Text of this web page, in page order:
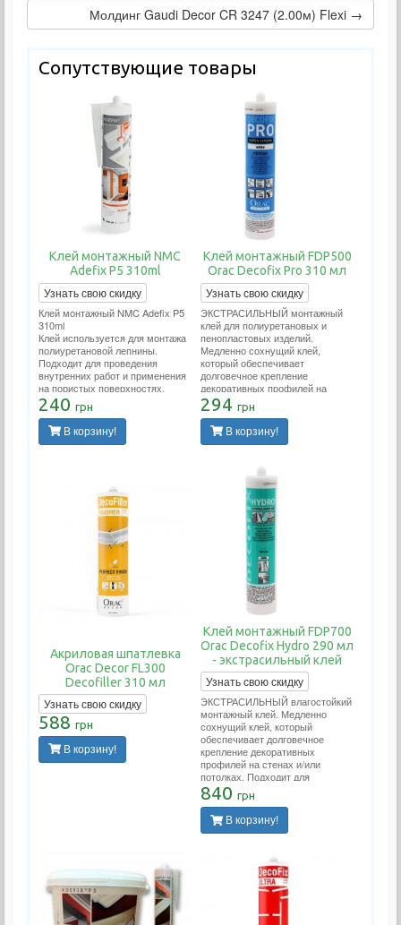
Молдинг Gaudi Decor CR 3247 (2.00м) Flexi →
Сопутствующие товары
Клей монтажный NMC
Adefix P5 310ml
Узнать свою скидку
Клей монтажный NMC Adefix P5
310ml
Клей используется для монтажа
полиуретановой лепнины.
Подходит для проведения
внутренних работ и применения
на пористых поверхностях.
Расход тюбика 12 метров
погонных.
240 грн
В корзину!
Клей монтажный FDP500
Orac Decofix Pro 310 мл
Узнать свою скидку
ЭКСТРАСИЛЬНЫЙ монтажный
клей для полиуретановых и
пенопластовых изделий.
Медленно сохнущий клей,
который обеспечивает
долговечное крепление
декоративных профилей на
стенах и/или потолках. Подходит
для проведения внутренних
работ и применения на пористых
поверхностях. Расход тюбика 12
294 грн
В корзину!
Акриловая шпатлевка
Orac Decor FL300
Decofiller 310 мл
Узнать свою скидку
588 грн
В корзину!
Клей монтажный FDP700
Orac Decofix Hydro 290 мл
- экстрасильный клей
Узнать свою скидку
ЭКСТРАСИЛЬНЫЙ влагостойкий
монтажный клей. Медленно
сохнущий клей, который
обеспечивает долговечное
крепление декоративных
профилей на стенах и/или
потолках. Подходит для
проведения внутренних работ и
применения на пористых
поверхностях. Применяется во
влажных помещениях (ванных.
840 грн
В корзину!